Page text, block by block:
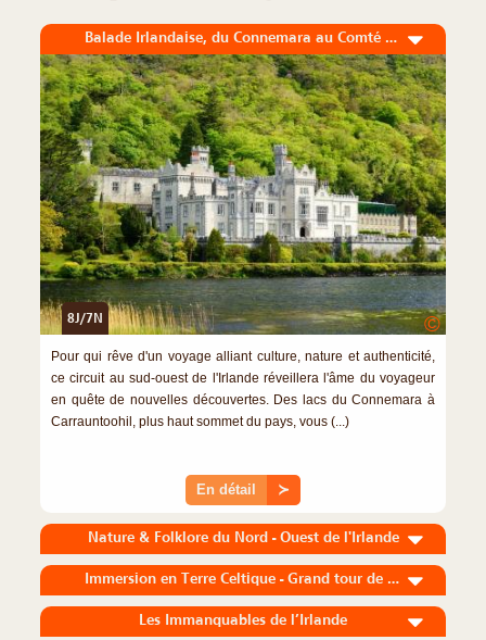
Balade Irlandaise, du Connemara au Comté de Kerry
8J/7N ©
Pour qui rêve d'un voyage alliant culture, nature et authenticité,
ce circuit au sud-ouest de l'Irlande réveillera l'âme du voyageur
en quête de nouvelles découvertes. Des lacs du Connemara à
Carrauntoohil, plus haut sommet du pays, vous (...)
En détail ≻
Nature & Folklore du Nord - Ouest de l'Irlande
Immersion en Terre Celtique - Grand tour de l'Irlande
Les Immanquables de l’Irlande